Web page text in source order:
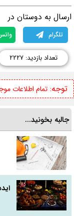
به دوستان در
تلگرام
تعداد بازدید: ۲۲۲۷
توجه:تمام اطلاعات
جالبه بخونید...